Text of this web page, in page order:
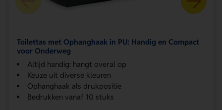
Toilettas met Ophanghaak in PU: Handig en Compact
voor Onderweg
Altijd handig: hangt overal op
Keuze uit diverse kleuren
Ophanghaak als drukpositie
Bedrukken vanaf 10 stuks